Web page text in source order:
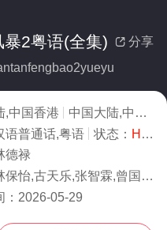
 分享
暴2粤语(全集)
,中国香港
中国大陆,中国香港,犯罪,剧情
语普通话,粤语 状态： HD粤语/高清
德禄
,古天乐,张智霖,曾国祥,姜皓文,曾志伟,陈静,张松枝,蔡洁,林家栋,蔡少芬,夏嫣,石修,陈宇琛,李宗彥
2026-05-29